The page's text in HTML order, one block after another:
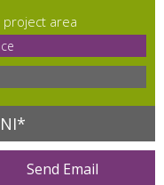
area
Send Email